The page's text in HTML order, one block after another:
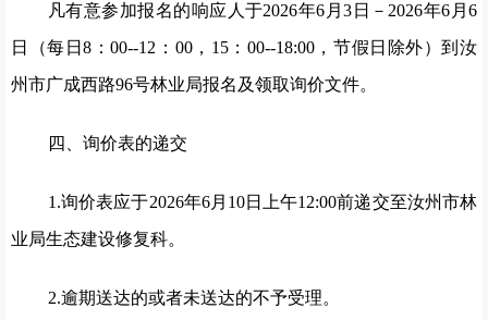
凡有意参加报名的响应人于2026年6月3日－2026年6月6
日（每日8：00--12：00，15：00--18:00，节假日除外）到汝
州市广成西路96号林业局报名及领取询价文件。
四、询价表的递交
1.询价表应于2026年6月10日上午12:00前递交至汝州市林
业局生态建设修复科。
2.逾期送达的或者未送达的不予受理。